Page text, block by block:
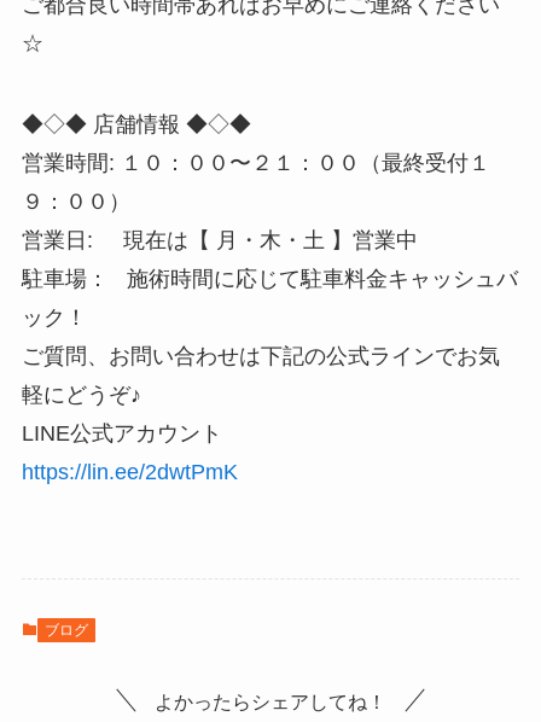
☆
◆◇◆ 店舗情報 ◆◇◆
営業時間: １０：００〜２１：００（最終受付１
９：００）
営業日: 現在は【 月・木・土 】営業中
駐車場： 施術時間に応じて駐車料金キャッシュバ
ック！
ご質問、お問い合わせは下記の公式ラインでお気
軽にどうぞ♪
LINE公式アカウント
https://lin.ee/2dwtPmK
ブログ
よかったらシェアしてね！